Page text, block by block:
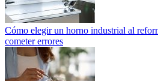
Cómo elegir un horno industrial al
cometer errores